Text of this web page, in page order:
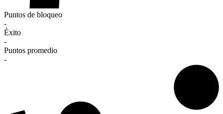
Puntos de bloqueo
-
Éxito
-
Puntos promedio
-